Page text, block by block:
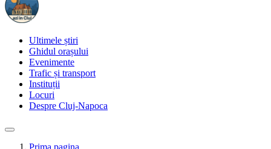
Ultimele știri
Ghidul orașului
Evenimente
Trafic și transport
Instituții
Locuri
Despre Cluj-Napoca
Prima pagina